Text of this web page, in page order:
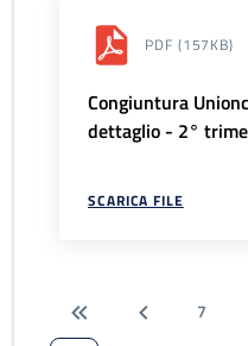
PDF (157KB)
Congiuntura
dettaglio - 2°
SCARICA FILE
7